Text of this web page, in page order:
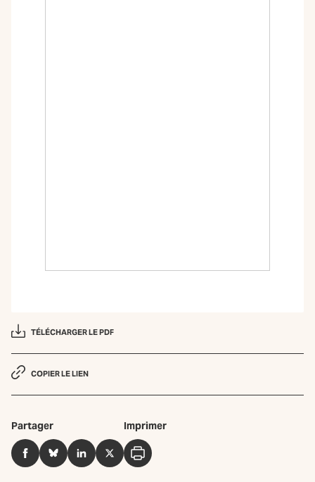
TÉLÉCHARGER LE PDF
COPIER LE LIEN
Partager
FacebookBlueSkyLinkedInTwitter
Imprimer
Imprimer